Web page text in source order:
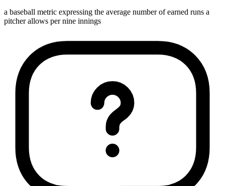
a baseball metric expressing the average number of earned runs a
pitcher allows per nine innings